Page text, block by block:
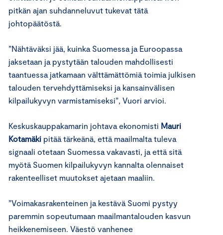
pitkän ajan suhdanneluvut tukevat tätä
johtopäätöstä.
”Nähtäväksi jää, kuinka Suomessa ja Euroopassa
jaksetaan ja pystytään talouden mahdollisesti
taantuessa jatkamaan välttämättömiä toimia julkisen
talouden tervehdyttämiseksi ja kansainvälisen
kilpailukyvyn varmistamiseksi”, Vuori arvioi.
Keskuskauppakamarin johtava ekonomisti Mauri
Kotamäki pitää tärkeänä, että maailmalta tuleva
signaali otetaan Suomessa vakavasti, ja että sitä
myötä Suomen kilpailukyvyn kannalta olennaiset
rakenteelliset muutokset ajetaan maaliin.
”Voimakasrakenteinen ja kestävä Suomi pystyy
paremmin sopeutumaan maailmantalouden kasvun
heikkenemiseen. Väestö vanhenee